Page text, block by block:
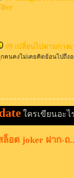
#9 เปลี่ยนไปตามกาลเ
คนคงไม่เคยคิดย้อนไปถึงอ
ใครเขียนอะไ
ล็อต joker ฝาก-ถ